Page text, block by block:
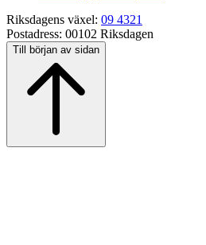
Riksdagens växel: 09 4321
Postadress: 00102 Riksdagen
Till början av sidan